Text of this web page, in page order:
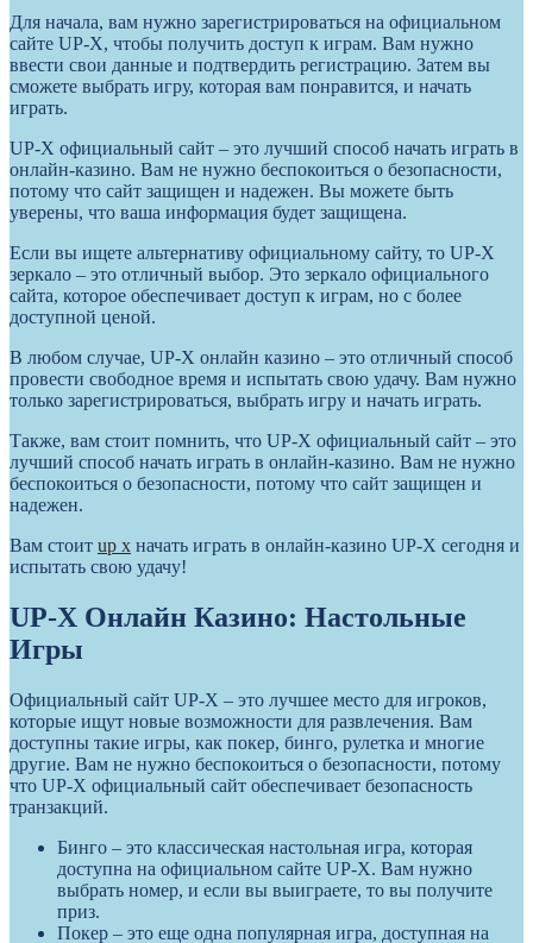
Для начала, вам нужно зарегистрироваться на официальном
сайте UP-X, чтобы получить доступ к играм. Вам нужно
ввести свои данные и подтвердить регистрацию. Затем вы
сможете выбрать игру, которая вам понравится, и начать
играть.
UP-X официальный сайт – это лучший способ начать играть в
онлайн-казино. Вам не нужно беспокоиться о безопасности,
потому что сайт защищен и надежен. Вы можете быть
уверены, что ваша информация будет защищена.
Если вы ищете альтернативу официальному сайту, то UP-X
зеркало – это отличный выбор. Это зеркало официального
сайта, которое обеспечивает доступ к играм, но с более
доступной ценой.
В любом случае, UP-X онлайн казино – это отличный способ
провести свободное время и испытать свою удачу. Вам нужно
только зарегистрироваться, выбрать игру и начать играть.
Также, вам стоит помнить, что UP-X официальный сайт – это
лучший способ начать играть в онлайн-казино. Вам не нужно
беспокоиться о безопасности, потому что сайт защищен и
надежен.
Вам стоит up x начать играть в онлайн-казино UP-X сегодня и
испытать свою удачу!
UP-X Онлайн Казино: Настольные
Игры
Официальный сайт UP-X – это лучшее место для игроков,
которые ищут новые возможности для развлечения. Вам
доступны такие игры, как покер, бинго, рулетка и многие
другие. Вам не нужно беспокоиться о безопасности, потому
что UP-X официальный сайт обеспечивает безопасность
транзакций.
Бинго – это классическая настольная игра, которая
доступна на официальном сайте UP-X. Вам нужно
выбрать номер, и если вы выиграете, то вы получите
приз.
Покер – это еще одна популярная игра, доступная на